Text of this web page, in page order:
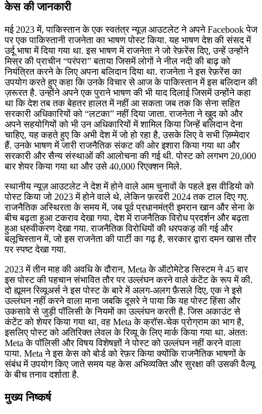
केस की जानकारी
मई 2023 में, पाकिस्तान के एक स्वतंत्र न्यूज़ आउटलेट ने अपने Facebook पेज
पर एक पाकिस्तानी राजनेता का भाषण पोस्ट किया. यह भाषण देश की संसद में
उर्दू भाषा में दिया गया था. इस भाषण में राजनेता ने जो रेफ़रेंस दिए, उन्हें उन्होंने
मिस्र की प्राचीन “परंपरा” बताया जिसमें लोगों ने नील नदी की बाढ़ को
नियंत्रित करने के लिए अपना बलिदान दिया था. राजनेता ने इस रेफ़रेंस का
उपयोग करते हुए कहा कि उनके विचार से आज के पाकिस्तान में इस बलिदान की
ज़रूरत है. उन्होंने अपने एक पुराने भाषण की भी याद दिलाई जिसमें उन्होंने कहा
था कि देश तब तक बेहतर हालत में नहीं आ सकता जब तक कि सेना सहित
सरकारी अधिकारियों को “लटका” नहीं दिया जाता. राजनेता ने खुद को और
अपने सहयोगियों को भी उन अधिकारियों में शामिल किया जिन्हें बलिदान देना
चाहिए, यह कहते हुए कि अभी देश में जो हो रहा है, उसके लिए वे सभी ज़िम्मेदार
हैं. उनके भाषण में जारी राजनैतिक संकट की ओर इशारा किया गया था और
सरकारी और सैन्य संस्थाओं की आलोचना की गई थी. पोस्ट को लगभग 20,000
बार शेयर किया गया था और उसे 40,000 रिएक्शन मिले.
स्थानीय न्यूज़ आउटलेट ने देश में होने वाले आम चुनावों के पहले इस वीडियो को
पोस्ट किया जो 2023 में होने वाले थे, लेकिन फ़रवरी 2024 तक टाल दिए गए.
राजनैतिक अस्थिरता के समय में, जब पूर्व प्रधानमंत्री इमरान खान और सेना के
बीच बढ़ता हुआ टकराव देखा गया, देश में राजनैतिक विरोध प्रदर्शन और बढ़ता
हुआ ध्रुवीकरण देखा गया. राजनैतिक विरोधियों की धरपकड़ की गई और
बलूचिस्तान में, जो इस राजनेता की पार्टी का गढ़ है, सरकार द्वारा दमन खास तौर
पर स्पष्ट देखा गया.
2023 में तीन माह की अवधि के दौरान, Meta के ऑटोमेटेड सिस्टम ने 45 बार
इस पोस्ट की पहचान संभावित तौर पर उल्लंघन करने वाले कंटेंट के रूप में की.
दो ह्यूमन रिव्यूअर्स ने इस पोस्ट के बारे में अलग-अलग फ़ैसले दिए, एक ने इसे
उल्लंघन नहीं करने वाला माना जबकि दूसरे ने पाया कि यह पोस्ट हिंसा और
उकसावे से जुड़ी पॉलिसी के नियमों का उल्लंघन करती है. जिस अकाउंट से
कंटेंट को शेयर किया गया था, वह Meta के क्रॉस-चेक प्रोग्राम का भाग है,
इसलिए पोस्ट को अतिरिक्त लेवल के रिव्यू के लिए मार्क किया गया था. अंततः
Meta के पॉलिसी और विषय विशेषज्ञों ने पोस्ट को उल्लंघन नहीं करने वाला
पाया. Meta ने इस केस को बोर्ड को रेफ़र किया क्योंकि राजनैतिक भाषणों के
संबंध में उपयोग किए जाते समय यह केस अभिव्यक्ति और सुरक्षा की उसकी वैल्यू
के बीच तनाव दर्शाता है.
मुख्य निष्कर्ष